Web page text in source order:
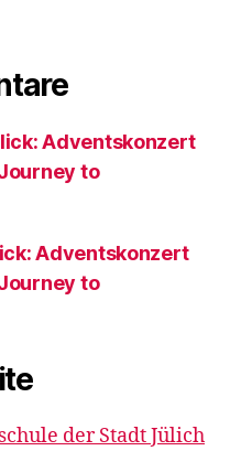
Adventskonzert
to
Adventskonzert
to
der Stadt Jülich